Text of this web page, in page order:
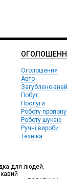
Оголошення
Авто
Загублено-
Побут
Послуги
Роботу
Роботу шукаю
Ручні вироби
Техніка
для людей.